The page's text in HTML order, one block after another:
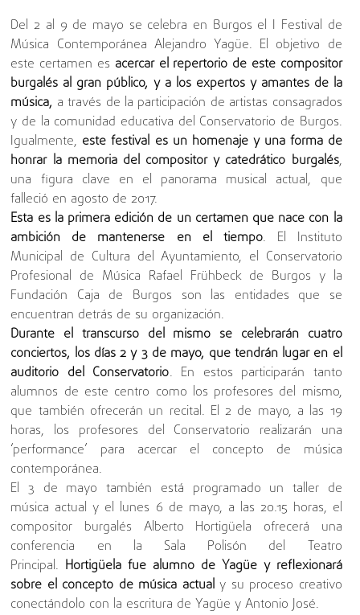
Del 2 al 9 de mayo se celebra en Burgos el I Festival de
Música Contemporánea Alejandro Yagüe. El objetivo de
este certamen es acercar el repertorio de este compositor
burgalés al gran público, y a los expertos y amantes de la
música, a través de la participación de artistas consagrados
y de la comunidad educativa del Conservatorio de Burgos.
Igualmente, este festival es un homenaje y una forma de
honrar la memoria del compositor y catedrático burgalés,
una figura clave en el panorama musical actual, que
falleció en agosto de 2017.
Esta es la primera edición de un certamen que nace con la
ambición de mantenerse en el tiempo. El Instituto
Municipal de Cultura del Ayuntamiento, el Conservatorio
Profesional de Música Rafael Frühbeck de Burgos y la
Fundación Caja de Burgos son las entidades que se
encuentran detrás de su organización.
Durante el transcurso del mismo se celebrarán cuatro
conciertos, los días 2 y 3 de mayo, que tendrán lugar en el
auditorio del Conservatorio. En estos participarán tanto
alumnos de este centro como los profesores del mismo,
que también ofrecerán un recital. El 2 de mayo, a las 19
horas, los profesores del Conservatorio realizarán una
‘performance’ para acercar el concepto de música
contemporánea.
El 3 de mayo también está programado un taller de
música actual y el lunes 6 de mayo, a las 20.15 horas, el
compositor burgalés Alberto Hortigüela ofrecerá una
conferencia en la Sala Polisón del Teatro
Principal. Hortigüela fue alumno de Yagüe y reflexionará
sobre el concepto de música actualy su proceso creativo
conectándolo con la escritura de Yagüe y Antonio José.